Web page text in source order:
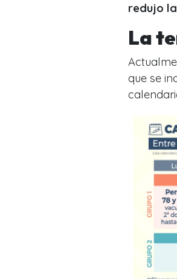
redujo
La
que se